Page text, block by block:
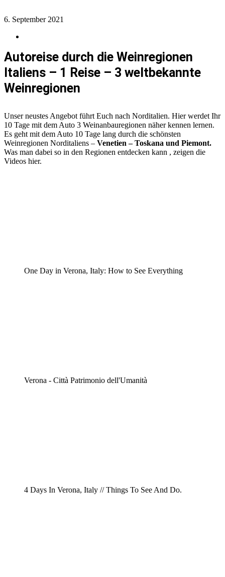
6. September 2021
Autoreise durch die Weinregionen
Italiens – 1 Reise – 3 weltbekannte
Weinregionen
Unser neustes Angebot führt Euch nach Norditalien. Hier werdet Ihr
10 Tage mit dem Auto 3 Weinanbauregionen näher kennen lernen.
Es geht mit dem Auto 10 Tage lang durch die schönsten
Weinregionen Norditaliens – Venetien – Toskana und Piemont.
Was man dabei so in den Regionen entdecken kann , zeigen die
Videos hier.
One Day in Verona, Italy: How to See Everything
Verona - Città Patrimonio dell'Umanità
4 Days In Verona, Italy // Things To See And Do.